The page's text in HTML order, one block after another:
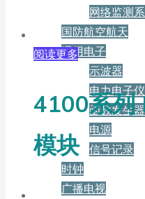
网络监测
国防航空航天
通用电子
示波器
电力电子
函数发生器
电源
信号记录
时钟
广播电视
阅读更多
4100系列
模块